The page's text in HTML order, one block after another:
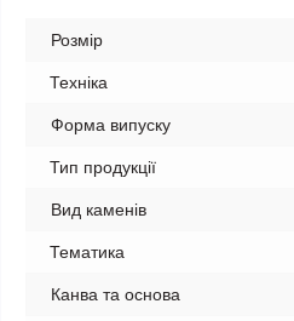
Розмір
Техніка
Форма випуску
Тип продукції
Вид каменів
Тематика
Канва та основа